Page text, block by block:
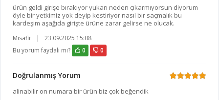
ürün geldi girişe bırakıyor yukarı neden çıkarmıyorsun diyorum
öyle bir yetkimiz yok deyip kestiriyor nasıl bir saçmalık bu
kardeşim aşağıda girişte ürüne zarar gelirse ne olucak.
Misafir |
23.09.2025 15:08
Bu yorum faydalı mı?
0 0
Doğrulanmış Yorum
alinabilir on numara bir ürün biz çok beğendik